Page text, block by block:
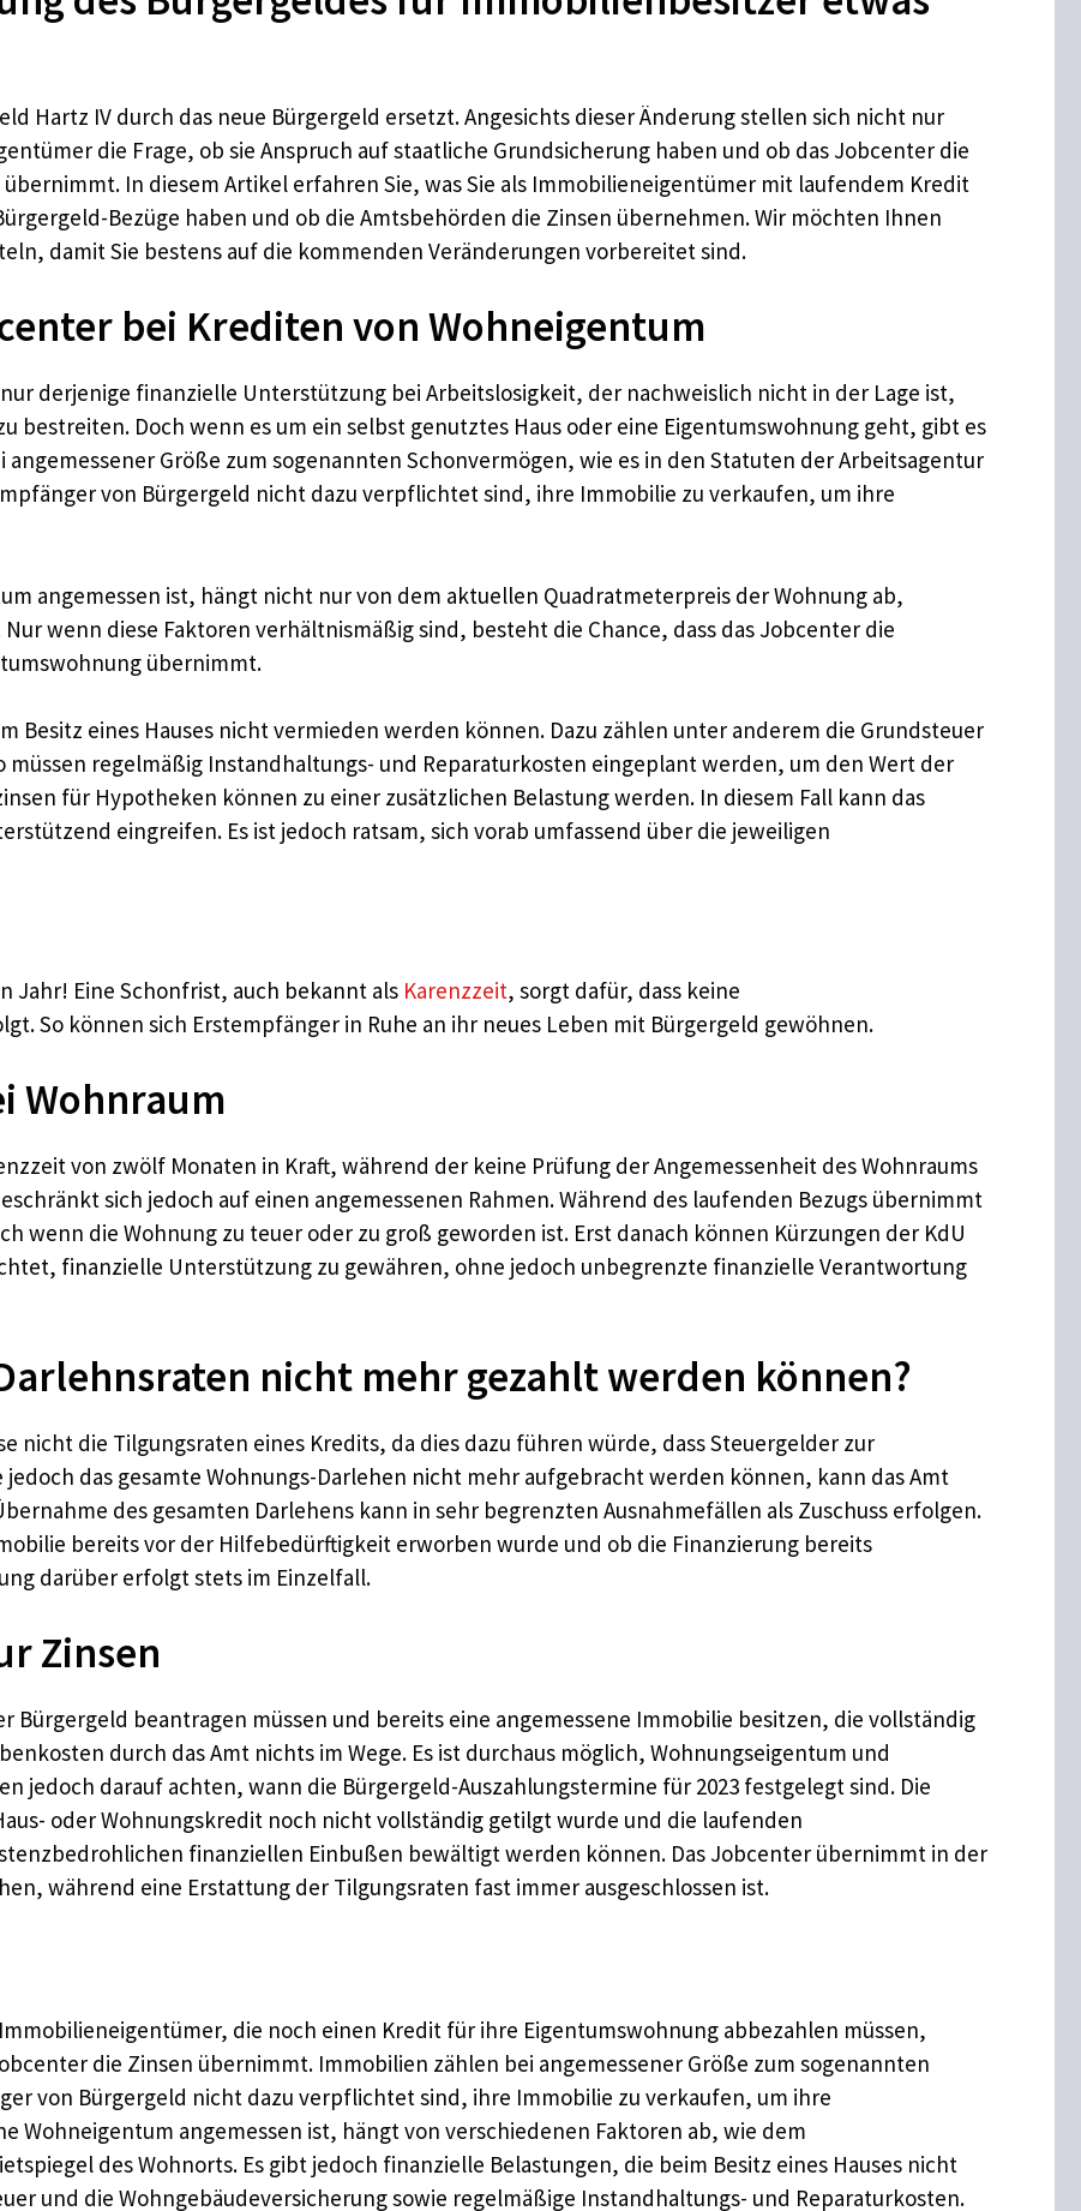
Hartz IV durch das neue Bürgergeld ersetzt. Angesichts dieser Änderung stellen sich nicht nur
die Frage, ob sie Anspruch auf staatliche Grundsicherung haben und ob das Jobcenter die
In diesem Artikel erfahren Sie, was Sie als Immobilieneigentümer mit laufendem Kredit
Bezüge haben und ob die Amtsbehörden die Zinsen übernehmen. Wir möchten Ihnen
damit Sie bestens auf die kommenden Veränderungen vorbereitet sind.
bei Krediten von Wohneigentum
derjenige finanzielle Unterstützung bei Arbeitslosigkeit, der nachweislich nicht in der Lage ist,
bestreiten. Doch wenn es um ein selbst genutztes Haus oder eine Eigentumswohnung geht, gibt es
Größe zum sogenannten Schonvermögen, wie es in den Statuten der Arbeitsagentur
von Bürgergeld nicht dazu verpflichtet sind, ihre Immobilie zu verkaufen, um ihre
angemessen ist, hängt nicht nur von dem aktuellen Quadratmeterpreis der Wohnung ab,
wenn diese Faktoren verhältnismäßig sind, besteht die Chance, dass das Jobcenter die
übernimmt.
Besitz eines Hauses nicht vermieden werden können. Dazu zählen unter anderem die Grundsteuer
müssen regelmäßig Instandhaltungs- und Reparaturkosten eingeplant werden, um den Wert der
für Hypotheken können zu einer zusätzlichen Belastung werden. In diesem Fall kann das
eingreifen. Es ist jedoch ratsam, sich vorab umfassend über die jeweiligen
Jahr! Eine Schonfrist, auch bekannt als Karenzzeit, sorgt dafür, dass keine
So können sich Erstempfänger in Ruhe an ihr neues Leben mit Bürgergeld gewöhnen.
Wohnraum
von zwölf Monaten in Kraft, während der keine Prüfung der Angemessenheit des Wohnraums
sich jedoch auf einen angemessenen Rahmen. Während des laufenden Bezugs übernimmt
wenn die Wohnung zu teuer oder zu groß geworden ist. Erst danach können Kürzungen der KdU
finanzielle Unterstützung zu gewähren, ohne jedoch unbegrenzte finanzielle Verantwortung
nicht mehr gezahlt werden können?
nicht die Tilgungsraten eines Kredits, da dies dazu führen würde, dass Steuergelder zur
das gesamte Wohnungs-Darlehen nicht mehr aufgebracht werden können, kann das Amt
des gesamten Darlehens kann in sehr begrenzten Ausnahmefällen als Zuschuss erfolgen.
bereits vor der Hilfebedürftigkeit erworben wurde und ob die Finanzierung bereits
darüber erfolgt stets im Einzelfall.
Zinsen
Bürgergeld beantragen müssen und bereits eine angemessene Immobilie besitzen, die vollständig
durch das Amt nichts im Wege. Es ist durchaus möglich, Wohnungseigentum und
jedoch darauf achten, wann die Bürgergeld-Auszahlungstermine für 2023 festgelegt sind. Die
oder Wohnungskredit noch nicht vollständig getilgt wurde und die laufenden
finanziellen Einbußen bewältigt werden können. Das Jobcenter übernimmt in der
während eine Erstattung der Tilgungsraten fast immer ausgeschlossen ist.
die noch einen Kredit für ihre Eigentumswohnung abbezahlen müssen,
die Zinsen übernimmt. Immobilien zählen bei angemessener Größe zum sogenannten
von Bürgergeld nicht dazu verpflichtet sind, ihre Immobilie zu verkaufen, um ihre
Wohneigentum angemessen ist, hängt von verschiedenen Faktoren ab, wie dem
des Wohnorts. Es gibt jedoch finanzielle Belastungen, die beim Besitz eines Hauses nicht
und die Wohngebäudeversicherung sowie regelmäßige Instandhaltungs- und Reparaturkosten.